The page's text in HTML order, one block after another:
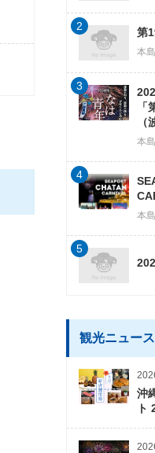
第
本
2
本
3
本
4
5
観光ニュース
沖
ト